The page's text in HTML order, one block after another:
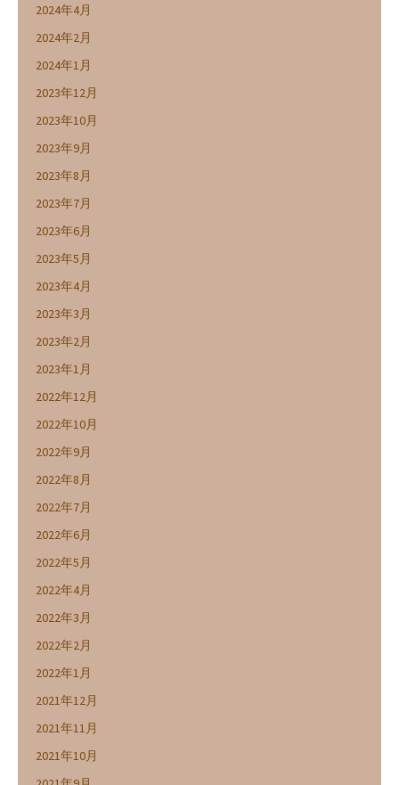
2024年4月
2024年2月
2024年1月
2023年12月
2023年10月
2023年9月
2023年8月
2023年7月
2023年6月
2023年5月
2023年4月
2023年3月
2023年2月
2023年1月
2022年12月
2022年10月
2022年9月
2022年8月
2022年7月
2022年6月
2022年5月
2022年4月
2022年3月
2022年2月
2022年1月
2021年12月
2021年11月
2021年10月